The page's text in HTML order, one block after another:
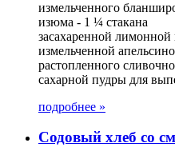
измельченного
изюма - 1 ¼ стакана
засахаренной
измельченной
растопленного
сахарной пудры для
подробнее »
Содовый хлеб со